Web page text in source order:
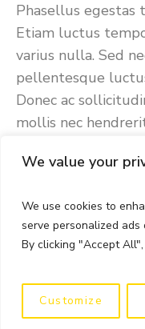
We value your
We use cookies to
serve personalized
By clicking "Accept
Customize
Phasellus egestas
Etiam luctus
varius nulla. Sed
pellentesque
Donec ac
mollis nec